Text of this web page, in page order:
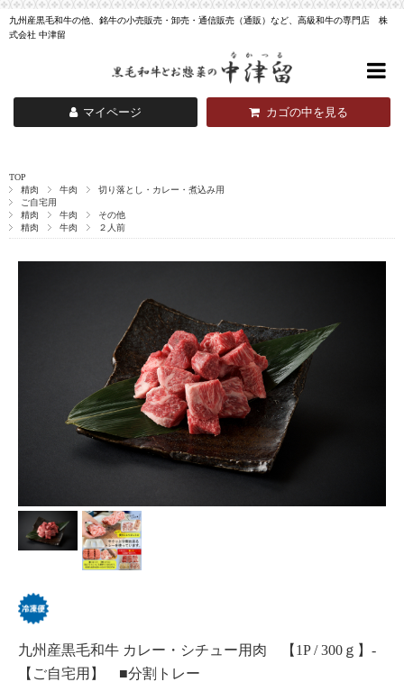
九州産黒毛和牛の他、銘牛の小売販売・卸売・通信販売（通販）など、高級和牛の専門店 株
式会社 中津留
マイページ カゴの中を見る
TOP
精肉
牛肉
切り落とし・カレー・煮込み用
ご自宅用
精肉
牛肉
その他
精肉
牛肉 ２人前
九州産黒毛和牛 カレー・シチュー用肉 【1P / 300ｇ】‐
【ご自宅用】 ■分割トレー